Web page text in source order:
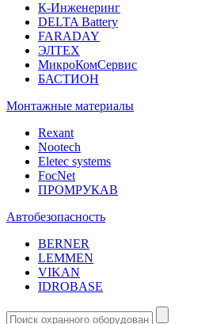
К-Инженеринг
DELTA Battery
FARADAY
ЭЛТЕХ
МикроКомСервис
БАСТИОН
Монтажные материалы
Rexant
Nootech
Eletec systems
FocNet
ПРОМРУКАВ
Автобезопасность
BERNER
LEMMEN
VIKAN
IDROBASE